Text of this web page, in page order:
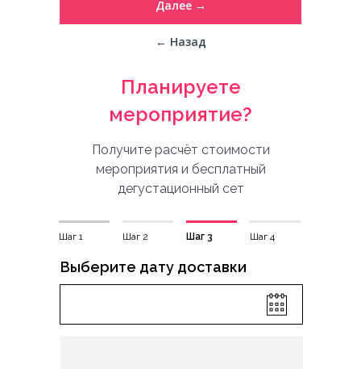
← Назад
Далее →
Планируете
мероприятие?
Получите расчёт стоимости
мероприятия и бесплатный
дегустационный сет
Шаг 1 Шаг 2 Шаг 3 Шаг 4
Выберите дату доставки